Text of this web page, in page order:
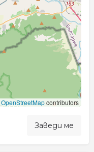
OpenStreetMapcontributors
Заведи ме